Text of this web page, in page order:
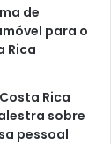
de
para o
Rica
Rica
sobre
pessoal